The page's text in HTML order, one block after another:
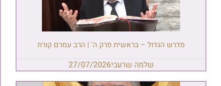
מדרש הגדול – בראשית פרק ה' | הרב עמרם קורח
שלמה שרעבי27/07/2026